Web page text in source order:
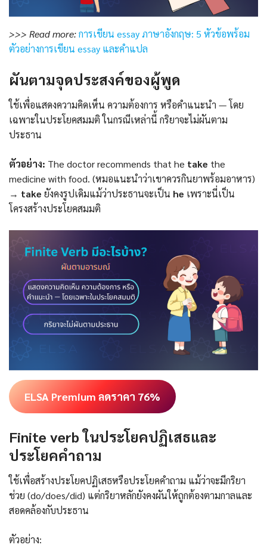
>>> Read more:การเขียน essay ภาษาอังกฤษ: 5 หัวข้อพร้อม
ตัวอย่างการเขียน essay และคำแปล
ผันตามจุดประสงค์ของผู้พูด
ใช้เพื่อแสดงความคิดเห็น ความต้องการ หรือคำแนะนำ — โดย
เฉพาะในประโยคสมมติ ในกรณีเหล่านี้ กริยาจะไม่ผันตาม
ประธาน
ตัวอย่าง: The doctor recommends that he take the
medicine with food. (หมอแนะนำว่าเขาควรกินยาพร้อมอาหาร)
→ take ยังคงรูปเดิมแม้ว่าประธานจะเป็น he เพราะนี่เป็น
โครงสร้างประโยคสมมติ
ELSA Premium ลดราคา 76%
Finite verb ในประโยคปฏิเสธและ
ประโยคคำถาม
ใช้เพื่อสร้างประโยคปฏิเสธหรือประโยคคำถาม แม้ว่าจะมีกริยา
ช่วย (do/does/did) แต่กริยาหลักยังคงผันให้ถูกต้องตามกาลและ
สอดคล้องกับประธาน
ตัวอย่าง: